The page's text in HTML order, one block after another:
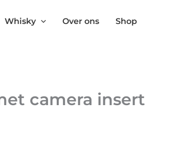
Whisky Over ons Shop
camera insert